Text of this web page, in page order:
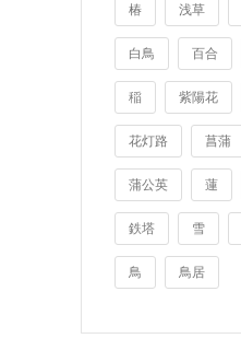
椿 浅草
白鳥 百合
稲 紫陽花
花灯路 菖蒲
蒲公英 蓮
鉄塔 雪
鳥 鳥居